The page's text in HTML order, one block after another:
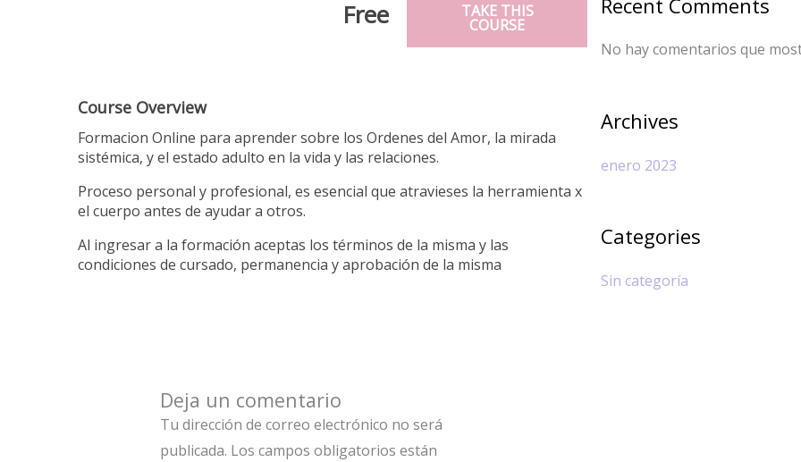
Free TAKE THIS
COURSE
Course Overview
Formacion Online para aprender sobre los Ordenes del Amor, la mirada
sistémica, y el estado adulto en la vida y las relaciones.
Proceso personal y profesional, es esencial que atravieses la herramienta x
el cuerpo antes de ayudar a otros.
Al ingresar a la formación aceptas los términos de la misma y las
condiciones de cursado, permanencia y aprobación de la misma
Deja un comentario
Tu dirección de correo electrónico no será
publicada. Los campos obligatorios están
No hay comentarios que
Archives
enero 2023
Categories
Sin categoría